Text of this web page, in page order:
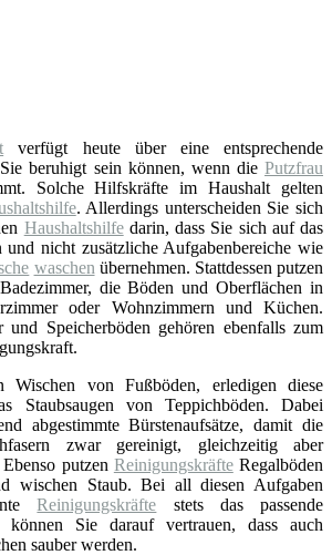
verfügt heute über eine entsprechende
beruhigt sein können, wenn die Putzfrau
Solche Hilfskräfte im Haushalt gelten
. Allerdings unterscheiden Sie sich
Haushaltshilfedarin, dass Sie sich auf das
und nicht zusätzliche Aufgabenbereiche wie
waschen übernehmen. Stattdessen putzen
die Böden und Oberflächen in
oder Wohnzimmern und Küchen.
und Speicherböden gehören ebenfalls zum
Wischen von Fußböden, erledigen diese
Staubsaugen von Teppichböden. Dabei
abgestimmte Bürstenaufsätze, damit die
zwar gereinigt, gleichzeitig aber
putzen ReinigungskräfteRegalböden
wischen Staub. Bei all diesen Aufgaben
Reinigungskräfte stets das passende
können Sie darauf vertrauen, dass auch
sauber werden.